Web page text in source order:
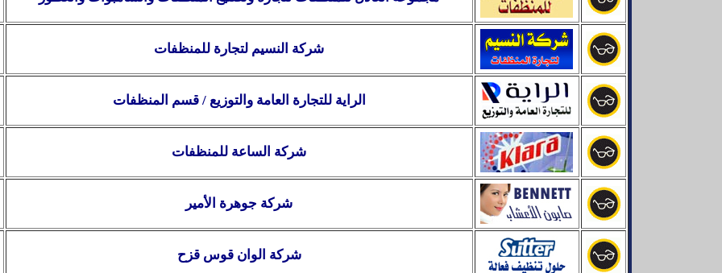
شركة النسيم لتجارة للمنظفات
الراية للتجارة العامة والتوزيع / قسم المنظفات
شركة الساعة للمنظفات
شركة جوهرة الأمير
شركة الوان قوس قزح